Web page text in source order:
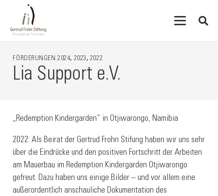
FÖRDERUNGEN2024, 2023, 2022
Lia Support e.V.
„Redemption Kindergarden“ in Otjiwarongo, Namibia
2022: Als Beirat der Gertrud Frohn Stifung haben wir uns sehr
über die Eindrücke und den positiven Fortschritt der Arbeiten
am Mauerbau im Redemption Kindergarden Otjiwarongo
gefreut. Dazu haben uns einige Bilder – und vor allem eine
außerordentlich anschauliche Dokumentation des